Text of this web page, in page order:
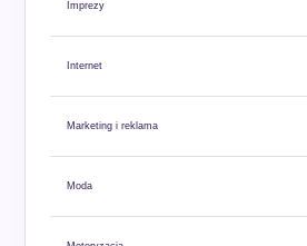
Imprezy
Internet
Marketing i reklama
Moda